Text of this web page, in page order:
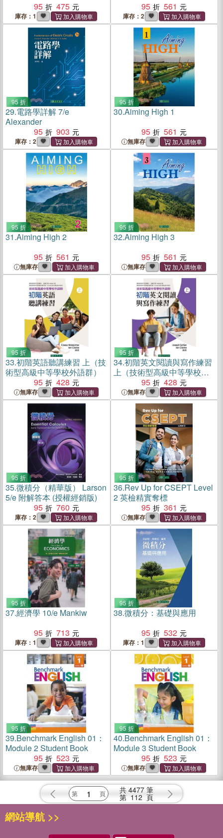
95
475
庫存：1
95
561
庫存：2
95 折
29.電路學詳解 7/e
Alexander
95
903
庫存：2
95 折
30.Aiming High 1
95
561
無庫存
95 折
31.Aiming High 2
95
561
無庫存
95 折
32.Aiming High 3
95
561
無庫存
95 折
33.初階英語聽講練習 上（技
術型高級中等學校外語群）
95
428
無庫存
95 折
34.初階英文閱讀與寫作練習
上（技術型高級中等學校外
95 428
無庫存
95 折
35.微積分（精華版） Larson
5/e 附解答本 (授權經銷版)
95
760
庫存：2
95 折
36.Rev Up for CSEPT Level
2 英檢精實奪標
95
361
無庫存
95 折
37.經濟學 10/e Mankiw
95
713
庫存：1
95 折
38.微積分：基礎與應用
95
532
庫存：1
95 折
39.Benchmark English 01：
Module 2 Student Book
95
523
無庫存
95 折
40.Benchmark English 01：
Module 3 Student Book
95
523
無庫存
共 4477 筆
第 112 頁
網站導航 >>